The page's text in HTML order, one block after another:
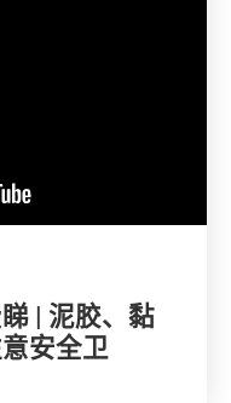
| 泥胶、黏
安全卫